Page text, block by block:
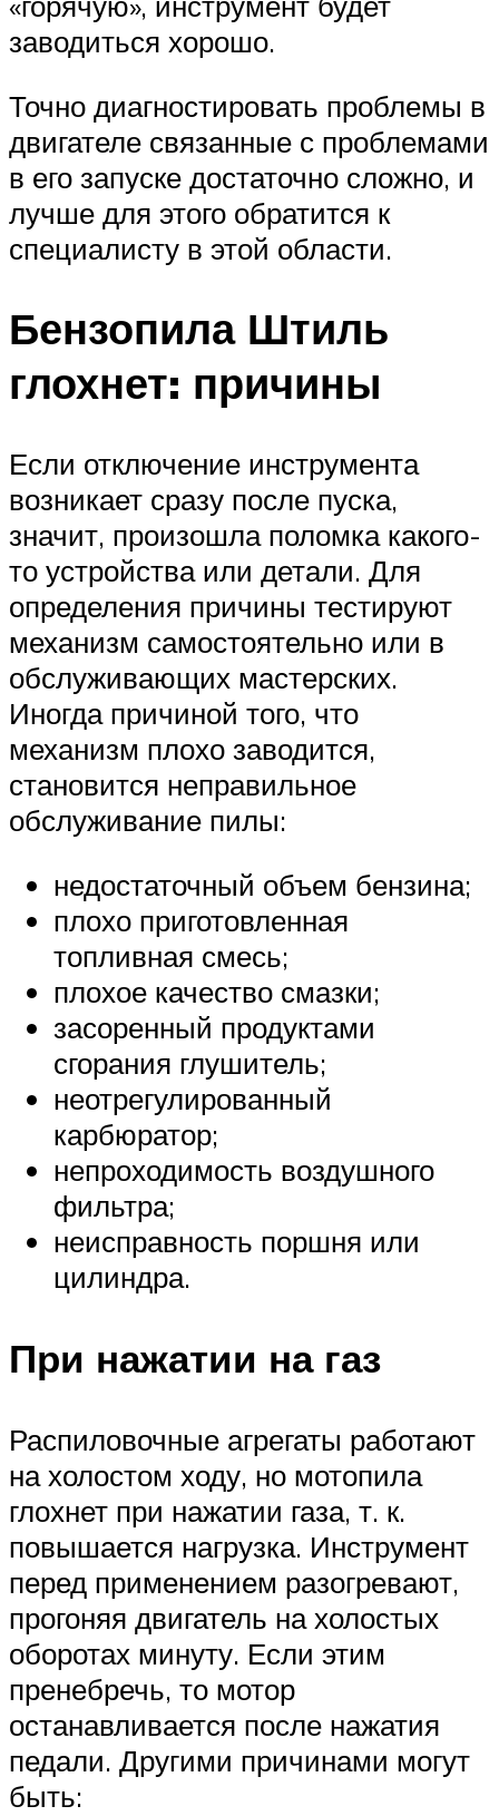
заводиться хорошо.
Точно диагностировать проблемы в
двигателе связанные с проблемами
в его запуске достаточно сложно, и
лучше для этого обратится к
специалисту в этой области.
Бензопила Штиль
глохнет: причины
Если отключение инструмента
возникает сразу после пуска,
значит, произошла поломка какого-
то устройства или детали. Для
определения причины тестируют
механизм самостоятельно или в
обслуживающих мастерских.
Иногда причиной того, что
механизм плохо заводится,
становится неправильное
обслуживание пилы:
недостаточный объем бензина;
плохо приготовленная
топливная смесь;
плохое качество смазки;
засоренный продуктами
сгорания глушитель;
неотрегулированный
карбюратор;
непроходимость воздушного
фильтра;
неисправность поршня или
цилиндра.
При нажатии на газ
Распиловочные агрегаты работают
на холостом ходу, но мотопила
глохнет при нажатии газа, т. к.
повышается нагрузка. Инструмент
перед применением разогревают,
прогоняя двигатель на холостых
оборотах минуту. Если этим
пренебречь, то мотор
останавливается после нажатия
педали. Другими причинами могут
быть: